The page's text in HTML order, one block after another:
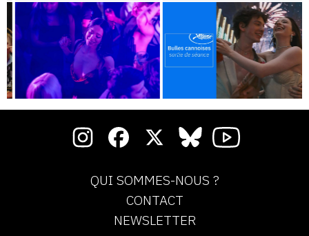
QUI SOMMES-NOUS ?
CONTACT
NEWSLETTER